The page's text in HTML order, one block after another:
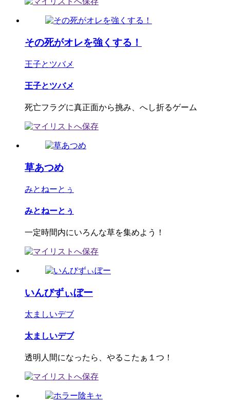
その死がオレを強くする！
王子とツバメ
王子とツバメ
死亡フラグに真正面から挑み、へし折るゲーム
草あつめ
みとねーとぅ
みとねーとぅ
一定時間内にいろんな草を集めよう！
いんびずぃぼー
太ましいデブ
太ましいデブ
透明人間になったら、やるこたぁ１つ！